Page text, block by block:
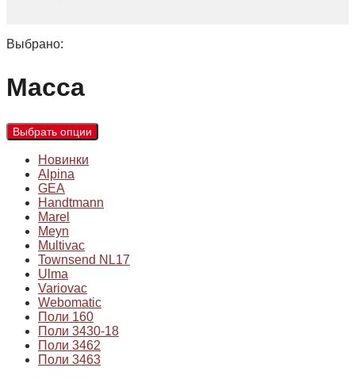
Выбрано:
Масса
Выбрать опции
Новинки
Alpina
GEA
Handtmann
Marel
Meyn
Multivac
Townsend NL17
Ulma
Variovac
Webomatic
Поли 160
Поли 3430-18
Поли 3462
Поли 3463